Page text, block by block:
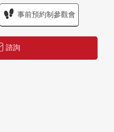
事前預約制參觀會
諮詢